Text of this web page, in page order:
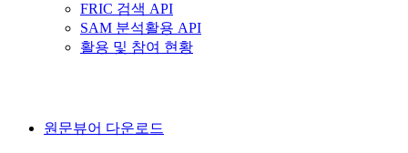
FRIC 검색 API
SAM 분석활용 API
활용 및 참여 현황
원문뷰어 다운로드